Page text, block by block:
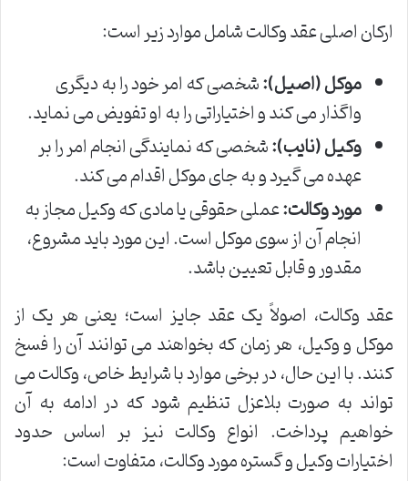
ارکان اصلی عقد وکالت شامل موارد زیر است:
موکل (اصیل):شخصی که امر خود را به دیگری
واگذار می کند و اختیاراتی را به او تفویض می نماید.
وکیل (نایب):شخصی که نمایندگی انجام امر را بر
عهده می گیرد و به جای موکل اقدام می کند.
مورد وکالت:عملی حقوقی یا مادی که وکیل مجاز به
انجام آن از سوی موکل است. این مورد باید مشروع،
مقدور و قابل تعیین باشد.
عقد وکالت، اصولاً یک عقد جایز است؛ یعنی هر یک از
موکل و وکیل، هر زمان که بخواهند می توانند آن را فسخ
کنند. با این حال، در برخی موارد با شرایط خاص، وکالت می
تواند به صورت بلاعزل تنظیم شود که در ادامه به آن
خواهیم پرداخت. انواع وکالت نیز بر اساس حدود
اختیارات وکیل و گستره مورد وکالت، متفاوت است: